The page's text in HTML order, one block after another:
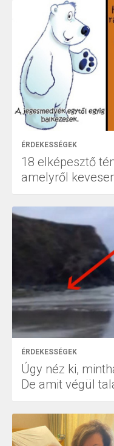
ÉRDEKESSÉGEK
18 elképesztő
amelyről
ÉRDEKESSÉGEK
Úgy néz ki,
De amit végül